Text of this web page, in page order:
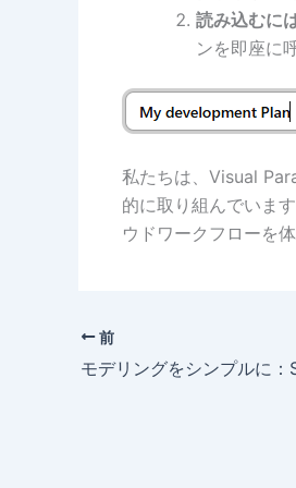
読み込むに
ンを即座に
私たちは、Visual
的に取り組んでいま
ウドワークフローを
前